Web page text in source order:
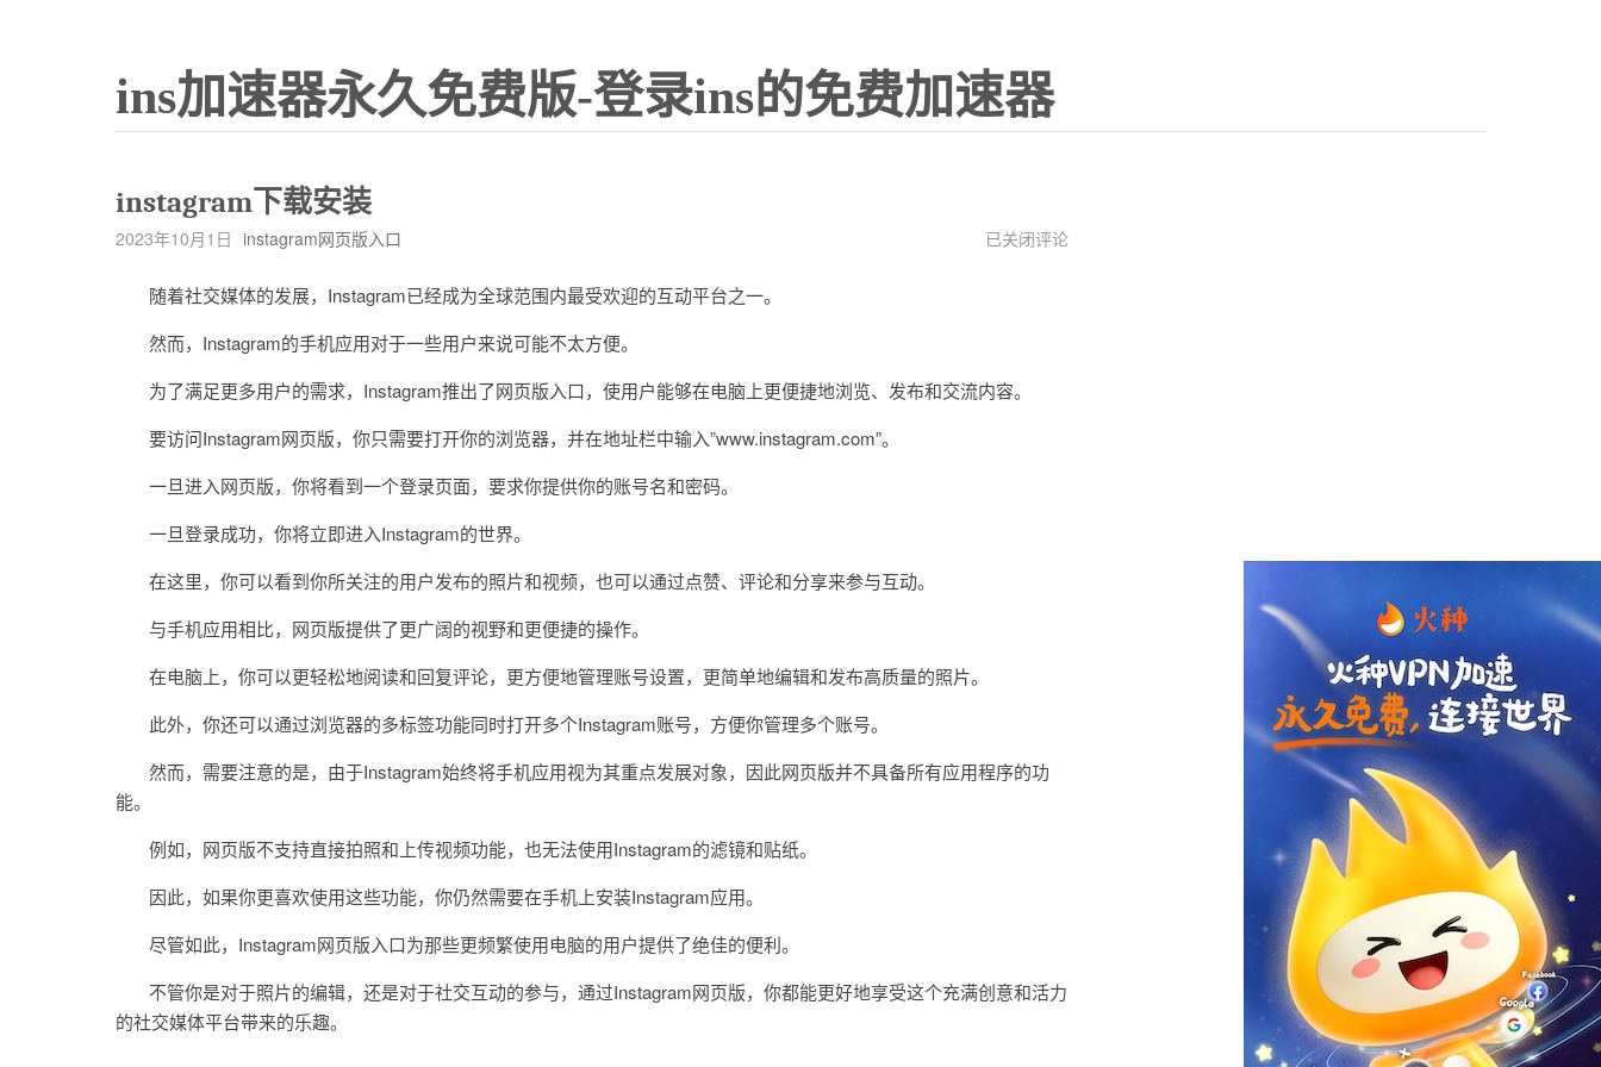
ins加速器永久免费版-登录ins的免费加速器
instagram下载安装
2023年10月1日 instagram网页版入口
instagram
已关闭评论
随着社交媒体的发展，Instagram已经成为全球范围内最受欢迎的互动平台之一。
然而，Instagram的手机应用对于一些用户来说可能不太方便。
为了满足更多用户的需求，Instagram推出了网页版入口，使用户能够在电脑上更便捷地浏览、发布和交流内容。
要访问Instagram网页版，你只需要打开你的浏览器，并在地址栏中输入”www.instagram.com”。
一旦进入网页版，你将看到一个登录页面，要求你提供你的账号名和密码。
一旦登录成功，你将立即进入Instagram的世界。
在这里，你可以看到你所关注的用户发布的照片和视频，也可以通过点赞、评论和分享来参与互动。
与手机应用相比，网页版提供了更广阔的视野和更便捷的操作。
在电脑上，你可以更轻松地阅读和回复评论，更方便地管理账号设置，更简单地编辑和发布高质量的照片。
此外，你还可以通过浏览器的多标签功能同时打开多个Instagram账号，方便你管理多个账号。
然而，需要注意的是，由于Instagram始终将手机应用视为其重点发展对象，因此网页版并不具备所有应用程序的功
能。
例如，网页版不支持直接拍照和上传视频功能，也无法使用Instagram的滤镜和贴纸。
因此，如果你更喜欢使用这些功能，你仍然需要在手机上安装Instagram应用。
尽管如此，Instagram网页版入口为那些更频繁使用电脑的用户提供了绝佳的便利。
不管你是对于照片的编辑，还是对于社交互动的参与，通过Instagram网页版，你都能更好地享受这个充满创意和活力
的社交媒体平台带来的乐趣。